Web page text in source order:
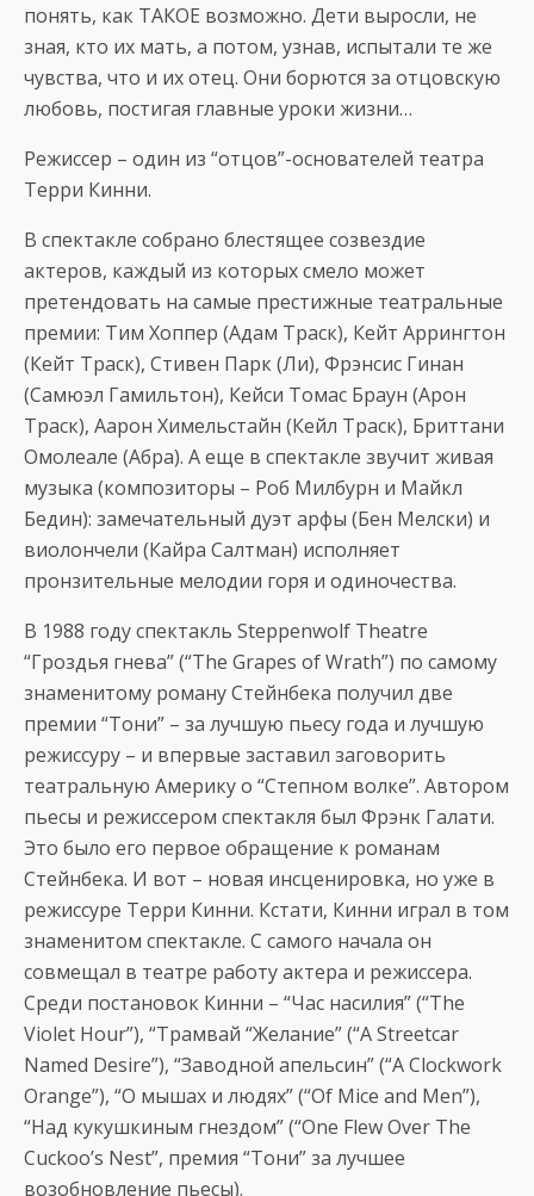
понять, как ТАКОЕ возможно. Дети выросли, не
зная, кто их мать, а потом, узнав, испытали те же
чувства, что и их отец. Они борются за отцовскую
любовь, постигая главные уроки жизни…
Режиссер – один из “отцов”-основателей театра
Терри Кинни.
В спектакле собрано блестящее созвездие
актеров, каждый из которых смело может
претендовать на самые престижные театральные
премии: Тим Хоппер (Адам Траск), Кейт Аррингтон
(Кейт Траск), Стивен Парк (Ли), Фрэнсис Гинан
(Самюэл Гамильтон), Кейси Томас Браун (Арон
Траск), Аарон Химельстайн (Кейл Траск), Бриттани
Омолеале (Абра). А еще в спектакле звучит живая
музыка (композиторы – Роб Милбурн и Майкл
Бедин): замечательный дуэт арфы (Бен Мелски) и
виолончели (Кайра Салтман) исполняет
пронзительные мелодии горя и одиночества.
В 1988 году спектакль Steppenwolf Theatre
“Гроздья гнева” (“The Grapes of Wrath”) по самому
знаменитому роману Стейнбека получил две
премии “Тони” – за лучшую пьесу года и лучшую
режиссуру – и впервые заставил заговорить
театральную Америку о “Степном волке”. Автором
пьесы и режиссером спектакля был Фрэнк Галати.
Это было его первое обращение к романам
Стейнбека. И вот – новая инсценировка, но уже в
режиссуре Терри Кинни. Кстати, Кинни играл в том
знаменитом спектакле. С самого начала он
совмещал в театре работу актера и режиссера.
Среди постановок Кинни – “Час насилия” (“The
Violet Hour”), “Трамвай “Желание” (“A Streetcar
Named Desire”), “Заводной апельсин” (“A Clockwork
Orange”), “О мышах и людях” (“Of Mice and Men”),
“Над кукушкиным гнездом” (“One Flew Over The
Cuckoo’s Nest”, премия “Тони” за лучшее
возобновление пьесы).